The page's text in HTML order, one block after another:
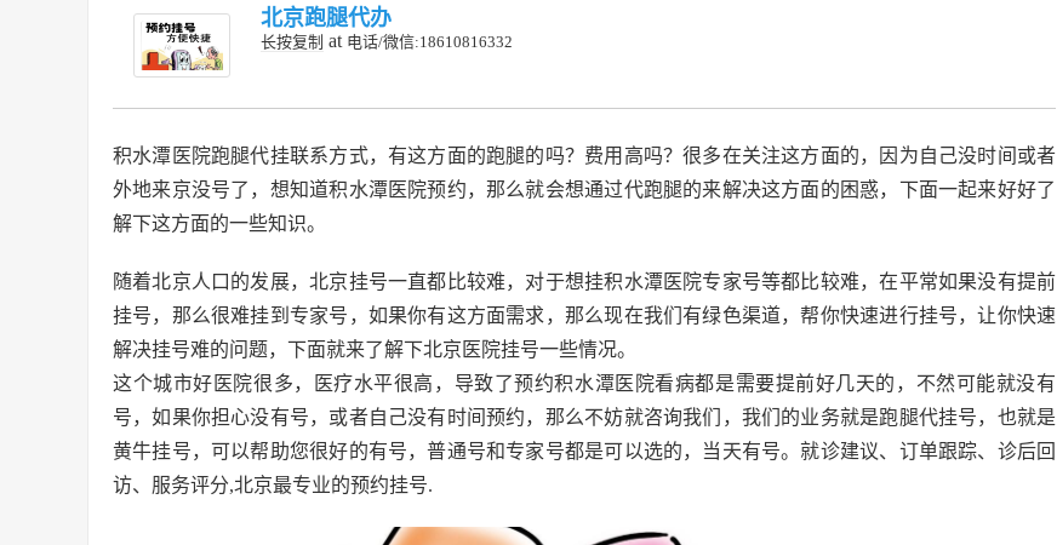
北京跑腿代办
长按复制 at 电话/微信:18610816332
积水潭医院跑腿代挂联系方式，有这方面的跑腿的吗？费用高吗？很多在关注这方面的，因为自己没时间或者
外地来京没号了，想知道积水潭医院预约，那么就会想通过代跑腿的来解决这方面的困惑，下面一起来好好了
解下这方面的一些知识。
随着北京人口的发展，北京挂号一直都比较难，对于想挂积水潭医院专家号等都比较难，在平常如果没有提前
挂号，那么很难挂到专家号，如果你有这方面需求，那么现在我们有绿色渠道，帮你快速进行挂号，让你快速
解决挂号难的问题，下面就来了解下北京医院挂号一些情况。
这个城市好医院很多，医疗水平很高，导致了预约积水潭医院看病都是需要提前好几天的，不然可能就没有
号，如果你担心没有号，或者自己没有时间预约，那么不妨就咨询我们，我们的业务就是跑腿代挂号，也就是
黄牛挂号，可以帮助您很好的有号，普通号和专家号都是可以选的，当天有号。就诊建议、订单跟踪、诊后回
访、服务评分,北京最专业的预约挂号.